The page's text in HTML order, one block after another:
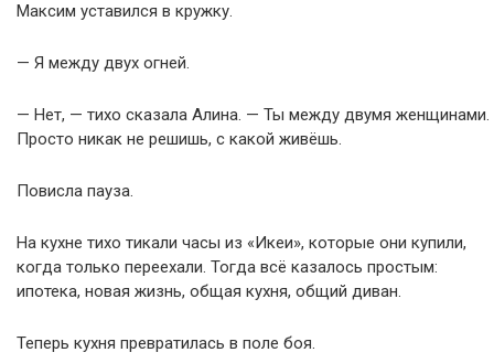
Максим уставился в кружку.
— Я между двух огней.
— Нет, — тихо сказала Алина. — Ты между двумя женщинами.
Просто никак не решишь, с какой живёшь.
Повисла пауза.
На кухне тихо тикали часы из «Икеи», которые они купили,
когда только переехали. Тогда всё казалось простым:
ипотека, новая жизнь, общая кухня, общий диван.
Теперь кухня превратилась в поле боя.